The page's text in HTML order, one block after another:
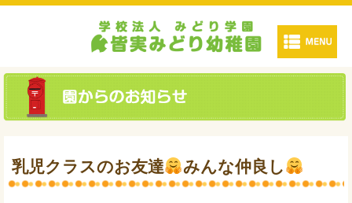
乳児クラスのお友達 みんな仲良し